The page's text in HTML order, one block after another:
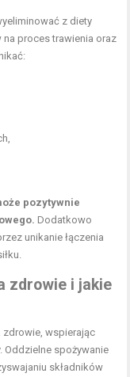
z diety
na proces trawienia oraz
pozytywnie
Dodatkowo
unikanie łączenia
zdrowie i jakie
zdrowie, wspierając
Oddzielne spożywanie
składników